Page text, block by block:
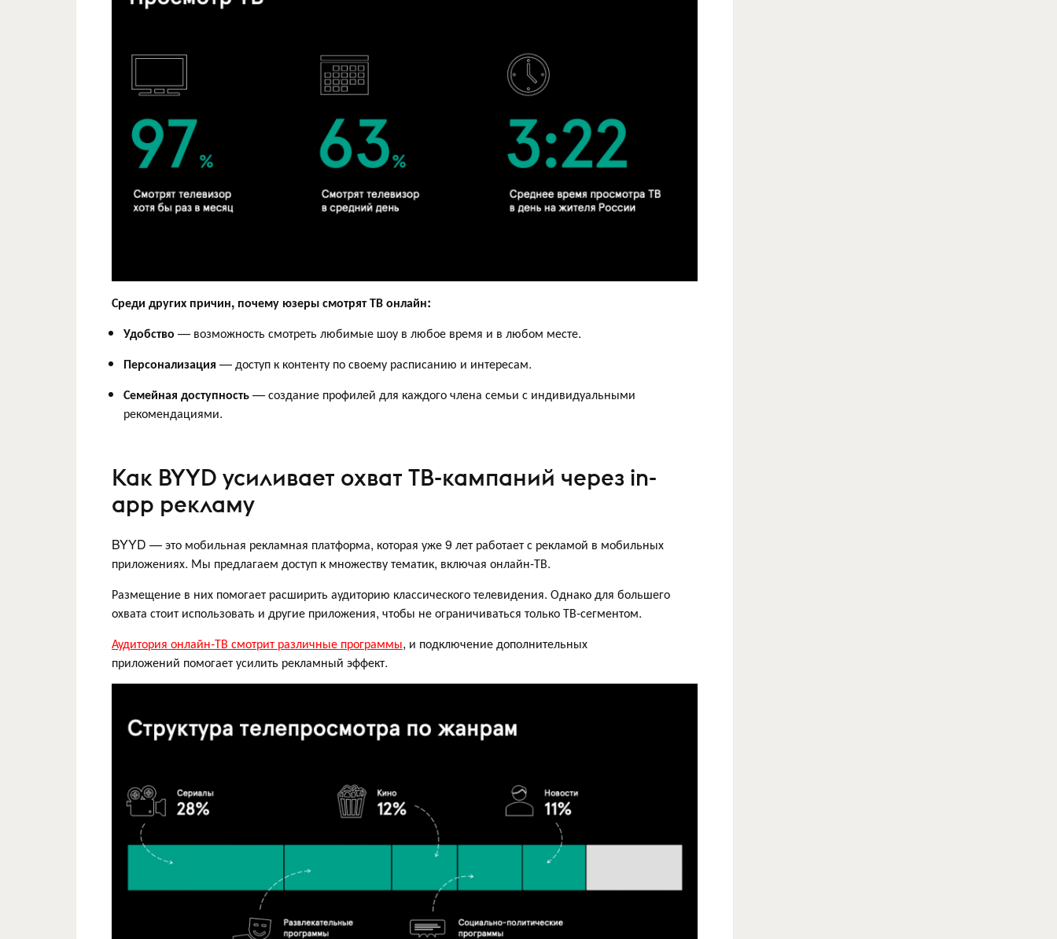
Среди других причин, почему юзеры смотрят ТВ онлайн:
Удобство — возможность смотреть любимые шоу в любое время и в любом месте.
Персонализация — доступ к контенту по своему расписанию и интересам.
Семейная доступность— создание профилей для каждого члена семьи с индивидуальными
рекомендациями.
Как BYYD усиливает охват ТВ-кампаний через in-
app рекламу
BYYD — это мобильная рекламная платформа, которая уже 9 лет работает с рекламой в мобильных
приложениях. Мы предлагаем доступ к множеству тематик, включая онлайн-ТВ.
Размещение в них помогает расширить аудиторию классического телевидения. Однако для большего
охвата стоит использовать и другие приложения, чтобы не ограничиваться только ТВ-сегментом.
Аудитория онлайн-ТВ смотрит различные программы, и подключение дополнительных
приложений помогает усилить рекламный эффект.